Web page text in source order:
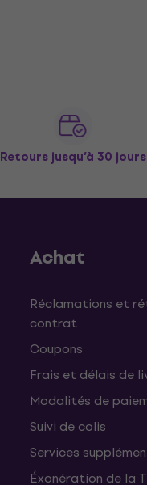
Retours jusqu’à 30 jours
Achat
Réclamations et
contrat
Coupons
Frais et délais de
Modalités de
Suivi de colis
Services
Éxonération de la